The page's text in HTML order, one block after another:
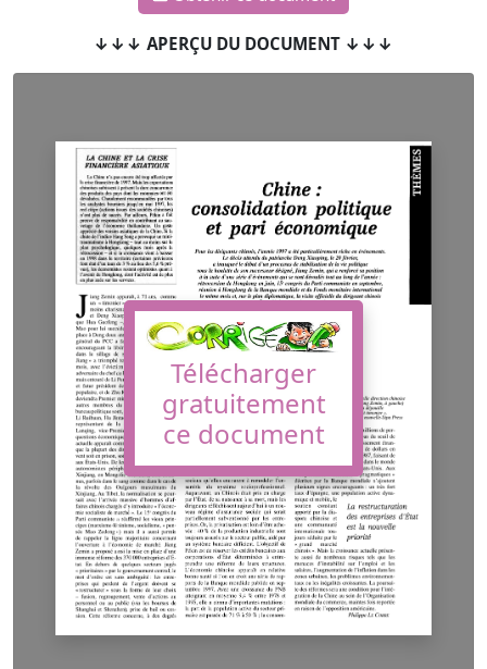
↓↓↓ APERÇU DU DOCUMENT ↓↓↓
Télécharger
gratuitement
ce document